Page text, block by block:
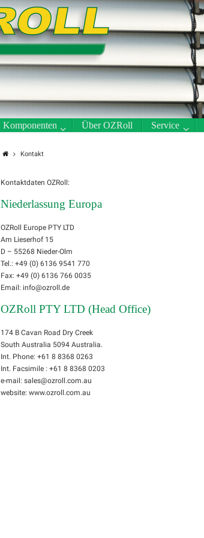
Komponenten Über OZRoll Service
StartKontakt
Kontaktdaten OZRoll:
Niederlassung Europa
OZRoll Europe PTY LTD
Am Lieserhof 15
D – 55268 Nieder-Olm
Tel.: +49 (0) 6136 9541 770
Fax: +49 (0) 6136 766 0035
Email: info@ozroll.de
OZRoll PTY LTD (Head Office)
174 B Cavan Road Dry Creek
South Australia 5094 Australia.
Int. Phone: +61 8 8368 0263
Int. Facsimile : +61 8 8368 0203
e-mail: sales@ozroll.com.au
website: www.ozroll.com.au